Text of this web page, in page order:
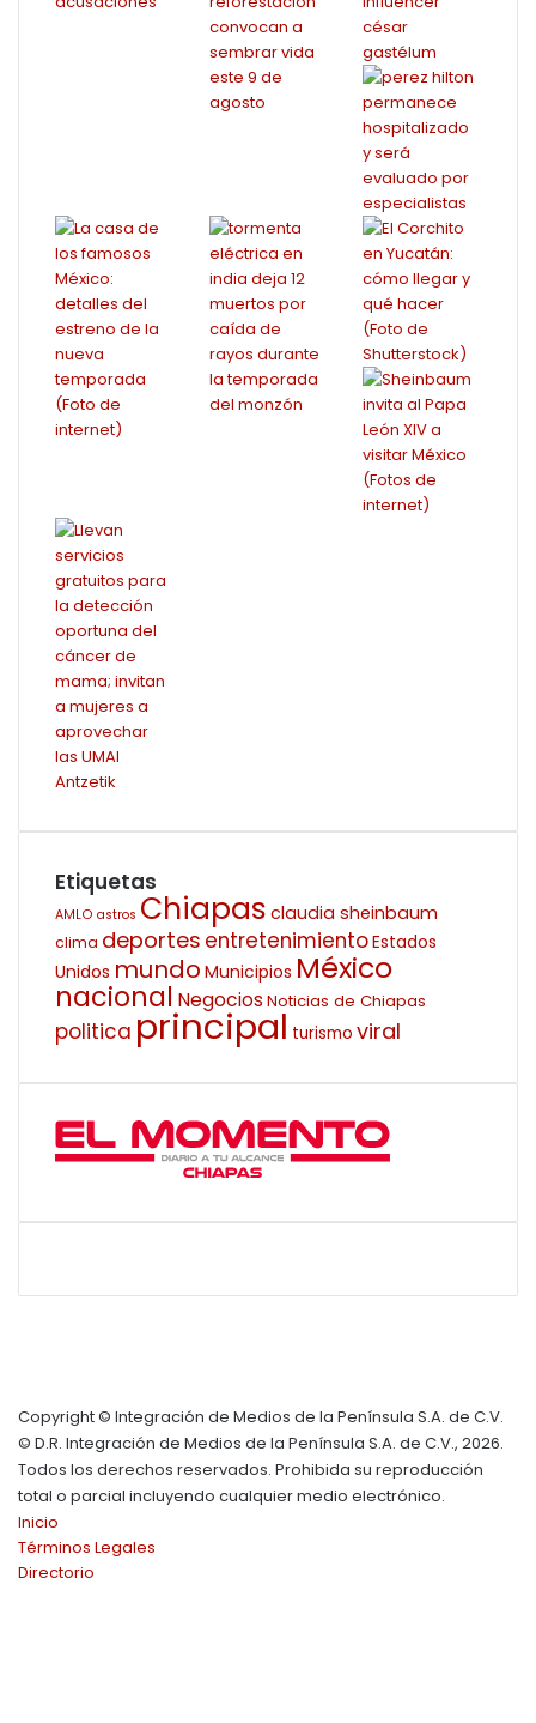
Etiquetas
AMLO astros Chiapas claudia sheinbaum
clima deportes entretenimientoEstados
Unidos mundo Municipios México
nacional Negocios Noticias de Chiapas
politica principal turismo viral
Copyright © Integración de Medios de la Península S.A. de C.V.
© D.R. Integración de Medios de la Península S.A. de C.V., 2026.
Todos los derechos reservados. Prohibida su reproducción
total o parcial incluyendo cualquier medio electrónico.
Inicio
Términos Legales
Directorio